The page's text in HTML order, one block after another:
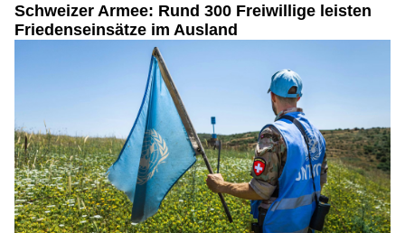
Schweizer Armee: Rund 300 Freiwillige leisten
Friedenseinsätze im Ausland